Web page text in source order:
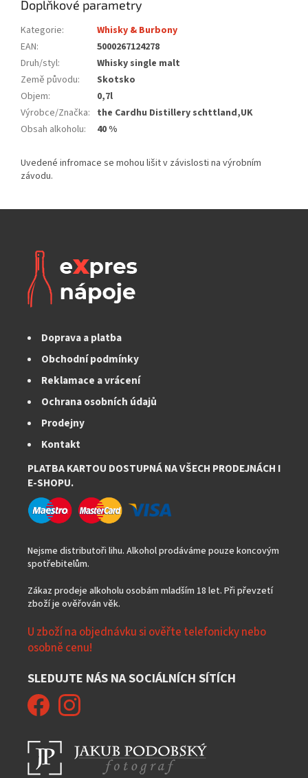
Doplňkové parametry
Kategorie:
Whisky & Burbony
EAN:
5000267124278
Druh/styl:
Whisky single malt
Země původu:
Skotsko
Objem:
0,7l
Výrobce/Značka: the Cardhu Distillery schttland,UK
Obsah alkoholu: 40 %
Doprava a platba
Obchodní podmínky
Reklamace a vrácení
Ochrana osobních údajů
Prodejny
Kontakt
PLATBA KARTOU DOSTUPNÁ NA VŠECH PRODEJNÁCH I
E-SHOPU.
Nejsme distributoři lihu. Alkohol prodáváme pouze koncovým
spotřebitelům.
Zákaz prodeje alkoholu osobám mladším 18 let. Při převzetí
zboží je ověřován věk.
U zboží na objednávku si ověřte telefonicky nebo
osobně cenu!
SLEDUJTE NÁS NA SOCIÁLNÍCH SÍTÍCH